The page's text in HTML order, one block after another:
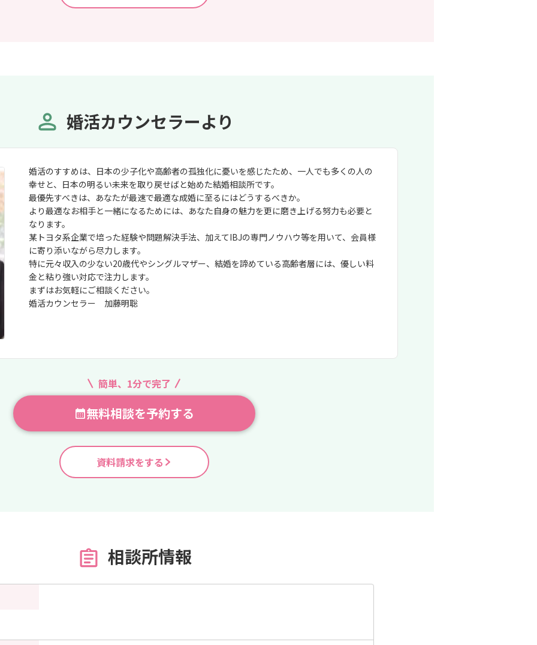
婚活カウンセラーより
婚活のすすめは、日本の少子化や高齢者の孤独化に憂いを感じたため、一人でも多くの人の
幸せと、日本の明るい未来を取り戻せばと始めた結婚相談所です。
最優先すべきは、あなたが最速で最適な成婚に至るにはどうするべきか。
より最適なお相手と一緒になるためには、あなた自身の魅力を更に磨き上げる努力も必要と
なります。
某トヨタ系企業で培った経験や問題解決手法、加えてIBJの専門ノウハウ等を用いて、会員様
に寄り添いながら尽力します。
特に元々収入の少ない20歳代やシングルマザー、結婚を諦めている高齢者層には、優しい料
金と粘り強い対応で注力します。
まずはお気軽にご相談ください。
婚活カウンセラー 加藤明聡
簡単、1分で完了
無料相談を予約する
資料請求をする
相談所情報